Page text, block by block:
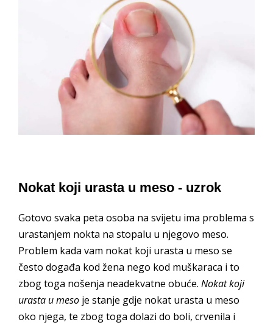
Nokat koji urasta u meso - uzrok
Gotovo svaka peta osoba na svijetu ima problema s
urastanjem nokta na stopalu u njegovo meso.
Problem kada vam nokat koji urasta u meso se
često događa kod žena nego kod muškaraca i to
zbog toga nošenja neadekvatne obuće. Nokat koji
urasta u meso je stanje gdje nokat urasta u meso
oko njega, te zbog toga dolazi do boli, crvenila i